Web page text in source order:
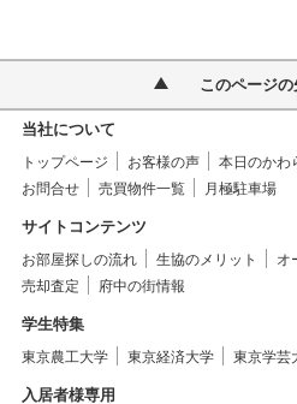
このページの
当社について
トップページ お客様の声 本日のかわ
お問合せ
売買物件一覧 月極駐車場
サイトコンテンツ
お部屋探しの流れ 生協のメリット オ
売却査定
府中の街情報
学生特集
東京農工大学 東京経済大学 東京学芸
入居者様専用